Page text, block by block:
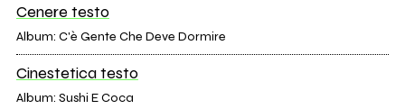
Cenere testo
Album: C'è Gente Che Deve Dormire
Cinestetica testo
Album: Sushi E Coca